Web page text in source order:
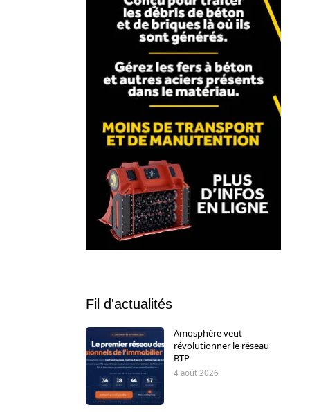
Fil d'actualités
Amosphère veut
révolutionner le réseau
BTP
4 août 2026